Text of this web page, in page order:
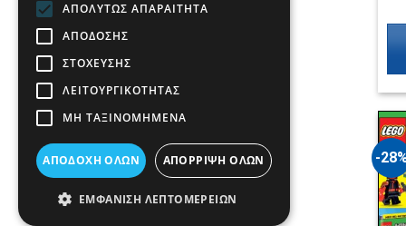
-
ΑΠΟΛΎΤΩΣ ΑΠΑΡΑΊΤΗΤΑ
ΑΠΌΔΟΣΗΣ
ΣΤΌΧΕΥΣΗΣ
ΛΕΙΤΟΥΡΓΙΚΌΤΗΤΑΣ
ΜΗ ΤΑΞΙΝΟΜΗΜΈΝΑ
ΑΠΟΔΟΧΉ ΌΛΩΝ ΑΠΌΡΡΙΨΗ ΌΛΩΝ
ΕΜΦΆΝΙΣΗ ΛΕΠΤΟΜΕΡΕΙΏΝ